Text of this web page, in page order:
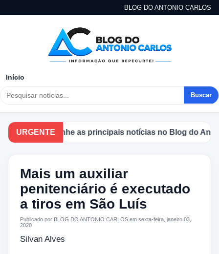
BLOG DO ANTONIO CARLOS
Início
Buscar
URGENTE
Acompanhe as principais notícias no Blog do Antonio
Mais um auxiliar
penitenciário é executado
a tiros em São Luís
Publicado por BLOG DO ANTONIO CARLOS em sexta-feira, janeiro 03,
2020
Silvan Alves